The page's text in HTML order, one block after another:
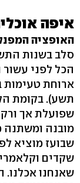
איפה
האופציה
סלב בשנות
הכל לפני עשור
ארוחת
תשע). בקומת
שפועלת אך
מובנה ומשתנה
שבועז מוציא
שקדים
שאנחנו אכלנו.